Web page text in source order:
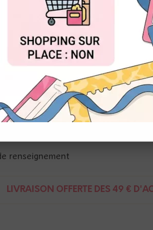
doré avec le coeur rouge
renseignement
LIVRAISON OFFERTE DÈS 49 €
ACCEPTER TOUT